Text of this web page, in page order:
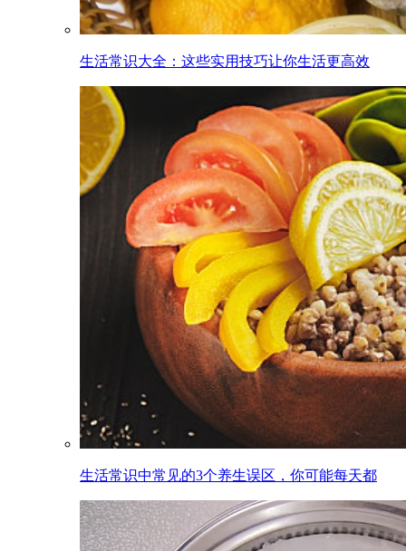
生活常识大全：这些实用技巧让你生活更高效
生活常识中常见的3个养生误区，你可能每天都